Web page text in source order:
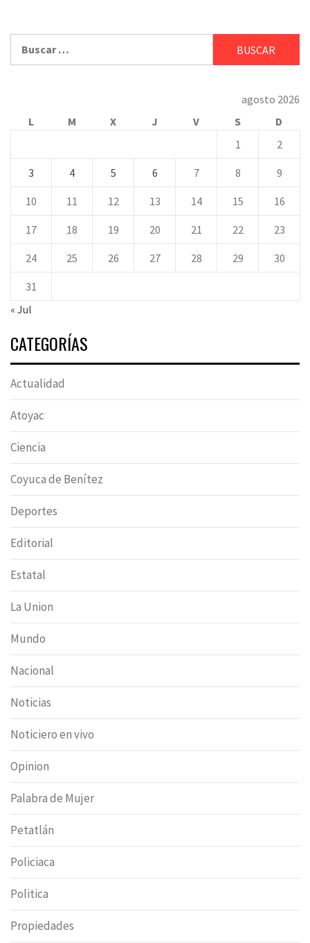
agosto 2026
L
M X J V S
D
1
2
3 4 5 6 7 8 9
10 11 12 13 14 15 16
17 18 19 20 21 22 23
24 25 26 27 28 29 30
31
« Jul
CATEGORÍAS
Actualidad
Atoyac
Ciencia
Coyuca de Benítez
Deportes
Editorial
Estatal
La Union
Mundo
Nacional
Noticias
Noticiero en vivo
Opinion
Palabra de Mujer
Petatlán
Policiaca
Politica
Propiedades